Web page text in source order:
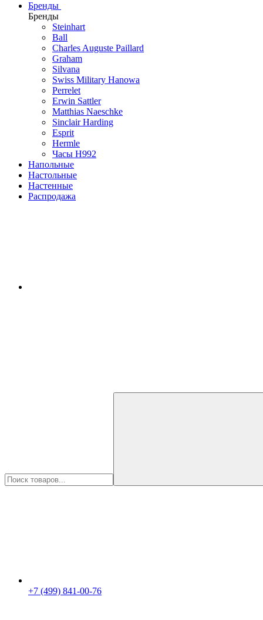
Бренды
Бренды
Steinhart
Ball
Charles Auguste Paillard
Graham
Silvana
Swiss Military Hanowa
Perrelet
Erwin Sattler
Matthias Naeschke
Sinclair Harding
Esprit
Hermle
Часы H992
Напольные
Настольные
Настенные
Распродажа
+7 (499) 841-00-76